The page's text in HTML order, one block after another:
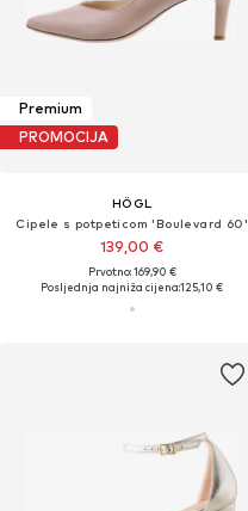
Premium
PROMOCIJA
HÖGL
Cipele s potpeticom 'Boulevard 60'
139,00 €
Prvotno: 169,90 €
Posljednja najniža cijena:125,10 €